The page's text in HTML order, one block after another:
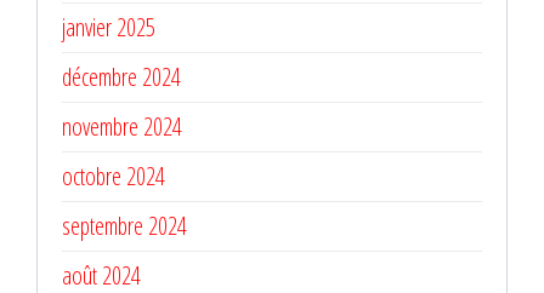
janvier 2025
décembre 2024
novembre 2024
octobre 2024
septembre 2024
août 2024